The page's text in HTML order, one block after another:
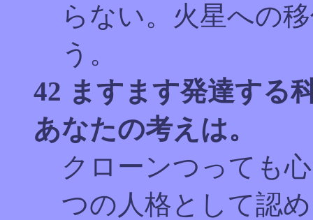
らない。火星への
う。
42 ますます発達する
あなたの考えは。
クローンつっても
つの人格として認